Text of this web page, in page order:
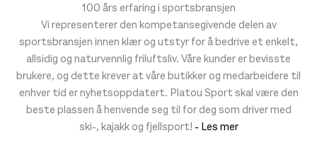
100 års erfaring i sportsbransjen
Vi representerer den kompetansegivende delen av
sportsbransjen innen klær og utstyr for å bedrive et enkelt,
allsidig og naturvennlig friluftsliv. Våre kunder er bevisste
brukere, og dette krever at våre butikker og medarbeidere til
enhver tid er nyhetsoppdatert. Platou Sport skal være den
beste plassen å henvende seg til for deg som driver med
ski-, kajakk og fjellsport! - Les mer